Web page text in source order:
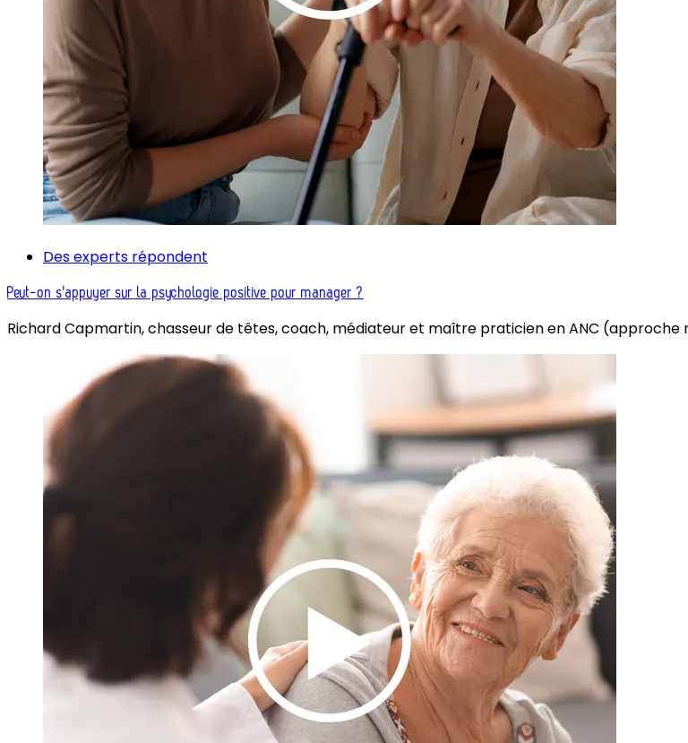
Des experts répondent
Peut-on s'appuyer sur la psychologie positive pour manager ?
Richard Capmartin, chasseur de têtes, coach, médiateur et maître praticien en ANC